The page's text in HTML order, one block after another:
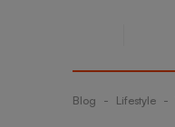
Blog - Lifestyle -